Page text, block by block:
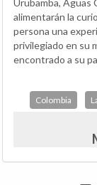
alimentarán la
persona una
privilegiado en su
encontrado a su
Colombia